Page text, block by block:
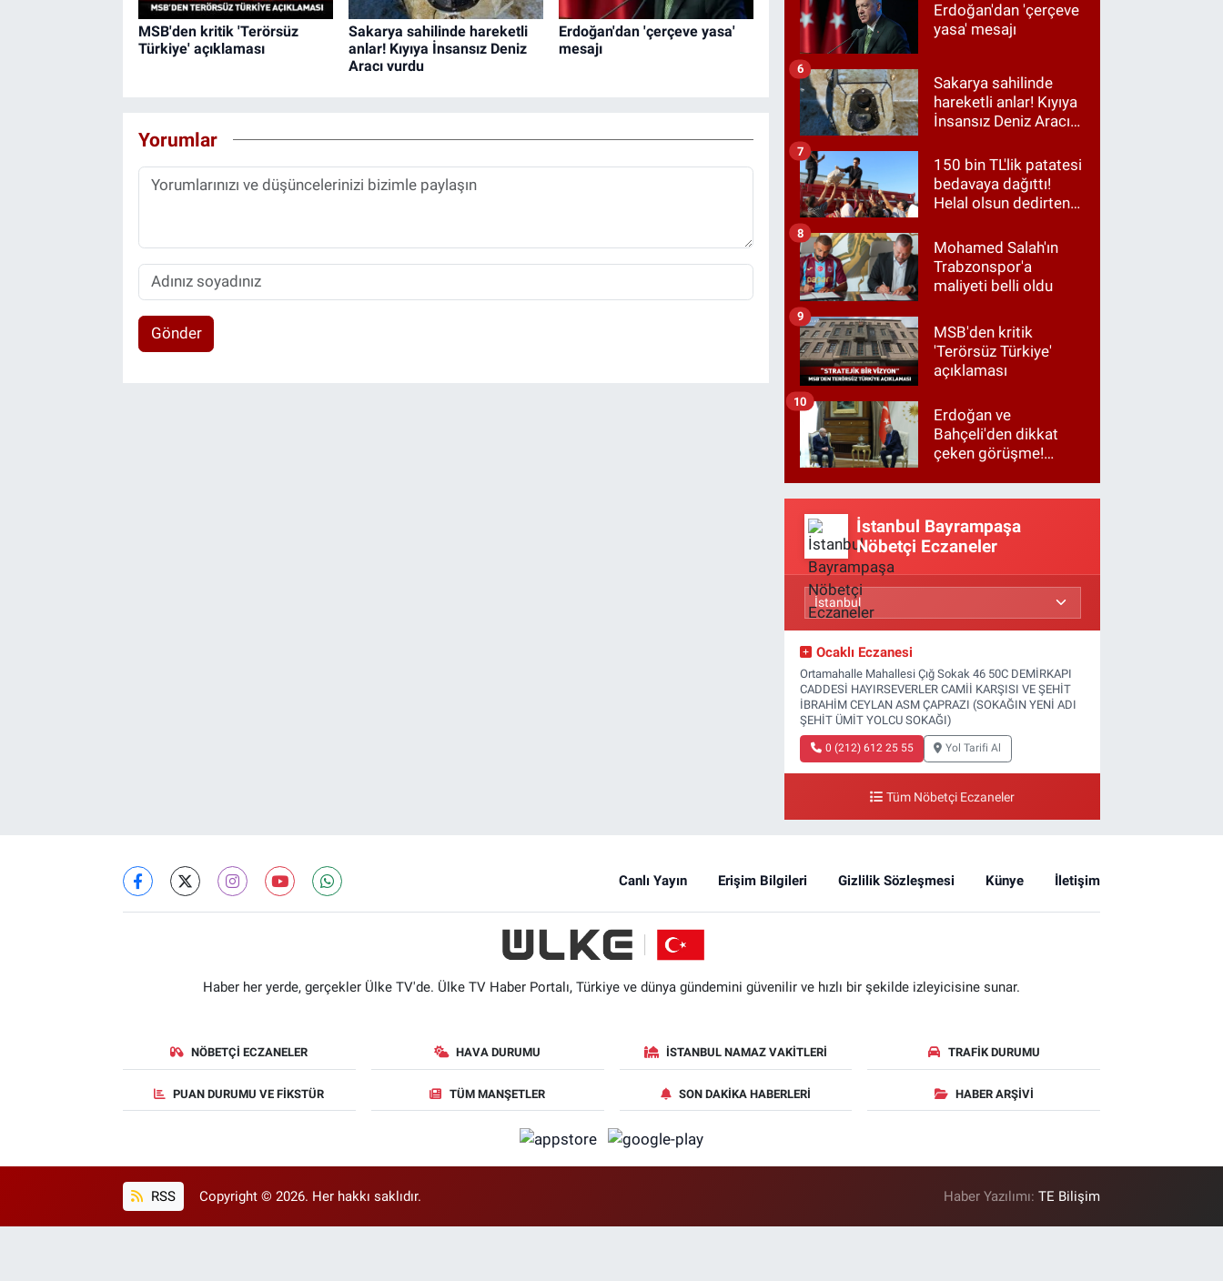
MSB'den kritik 'Terörsüz
Türkiye' açıklaması
Sakarya sahilinde hareketli
anlar! Kıyıya İnsansız Deniz
Aracı vurdu
Erdoğan'dan 'çerçeve yasa'
mesajı
Yorumlar
Gönder
Erdoğan'dan 'çerçeve
yasa' mesajı
Sakarya sahilinde
hareketli anlar! Kıyıya
İnsansız Deniz Aracı
6
150 bin TL'lik patatesi
bedavaya dağıttı!
Helal olsun dedirten
7
Mohamed Salah'ın
Trabzonspor'a
maliyeti belli oldu
8
MSB'den kritik
'Terörsüz Türkiye'
açıklaması
9
Erdoğan ve
Bahçeli'den dikkat
çeken görüşme!
10
İstanbul Bayrampaşa
Nöbetçi Eczaneler
Ocaklı Eczanesi
Ortamahalle Mahallesi Çığ Sokak 46 50C DEMİRKAPI
CADDESİ HAYIRSEVERLER CAMİİ KARŞISI VE ŞEHİT
İBRAHİM CEYLAN ASM ÇAPRAZI (SOKAĞIN YENİ ADI
ŞEHİT ÜMİT YOLCU SOKAĞI)
0 (212) 612 25 55 Yol Tarifi Al
Tüm Nöbetçi Eczaneler
Canlı Yayın Erişim Bilgileri Gizlilik Sözleşmesi Künye İletişim
Haber her yerde, gerçekler Ülke TV'de. Ülke TV Haber Portalı, Türkiye ve dünya gündemini güvenilir ve hızlı bir şekilde izleyicisine sunar.
NÖBETÇI ECZANELER HAVA DURUMU İSTANBUL NAMAZ VAKITLERI TRAFIK DURUMU
PUAN DURUMU VE FIKSTÜR TÜM MANŞETLER SON DAKIKA HABERLERI HABER ARŞIVI
RSS Copyright © 2026. Her hakkı saklıdır. Haber Yazılımı:TE Bilişim